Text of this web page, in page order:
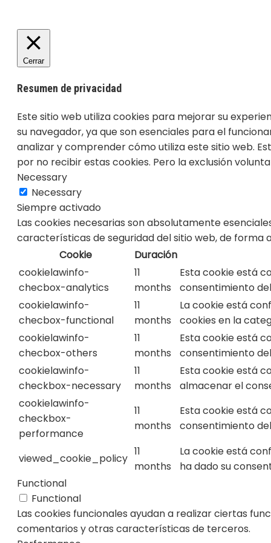
Cerrar
Resumen de privacidad
Este sitio web utiliza cookies para mejorar su
su navegador, ya que son esenciales para el
analizar y comprender cómo utiliza este sitio web.
por no recibir estas cookies. Pero la exclusión
Necessary
Necessary
Siempre activado
Las cookies necesarias son absolutamente
características de seguridad del sitio web, de forma
Cookie
Duración
cookielawinfo-
checbox-analytics
11
months
Esta cookie está
consentimiento
cookielawinfo-
checbox-functional
11
months
La cookie está
cookies en la
cookielawinfo-
checbox-others
11
months
Esta cookie está
consentimiento
cookielawinfo-
checkbox-necessary
11
months
Esta cookie está
almacenar el
cookielawinfo-
checkbox-
performance
11
months
Esta cookie está
consentimiento
viewed_cookie_policy
11
months
La cookie está
ha dado su
Functional
Functional
Las cookies funcionales ayudan a realizar ciertas
comentarios y otras características de terceros.